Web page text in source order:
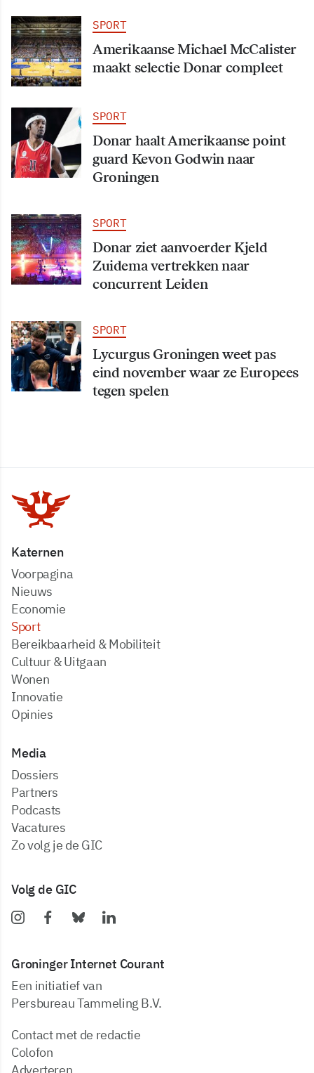
SPORT
Amerikaanse Michael McCalister
maakt selectie Donar compleet
SPORT
Donar haalt Amerikaanse point
guard Kevon Godwin naar
Groningen
SPORT
Donar ziet aanvoerder Kjeld
Zuidema vertrekken naar
concurrent Leiden
SPORT
Lycurgus Groningen weet pas
eind november waar ze Europees
tegen spelen
Katernen
Voorpagina
Nieuws
Economie
Sport
Bereikbaarheid & Mobiliteit
Cultuur & Uitgaan
Wonen
Innovatie
Opinies
Media
dossiers
partners
podcasts
vacatures
zo volg je de GIC
Volg de GIC
Groninger Internet Courant
Een initiatief van
Persbureau Tammeling B.V.
Contact met de redactie
Colofon
Adverteren